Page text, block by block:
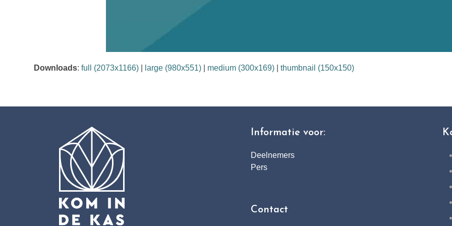
Downloads:full (2073x1166) large (980x551) medium (300x169) |thumbnail (150x150)
Informatie voor:
Deelnemers
Pers
Contact